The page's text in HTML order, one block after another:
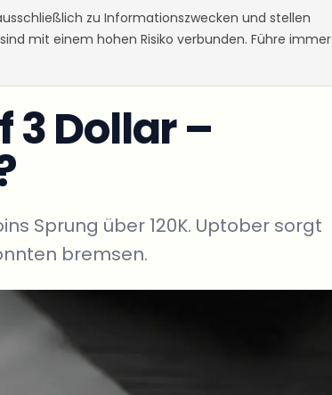
zu Informationszwecken und stellen
mit einem hohen Risiko verbunden. Führe immer
3 Dollar –
Sprung über 120K. Uptober sorgt
bremsen.